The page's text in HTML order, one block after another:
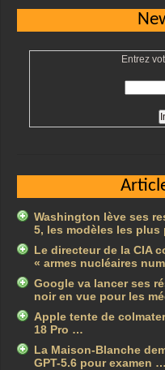
Entrez
Washington lève ses
5, les modèles les
Le directeur de la CIA
« armes nucléaires
Google va lancer ses
noir en vue pour les
Apple tente de
18 Pro …
La Maison-Blanche
GPT-5.6 pour examen …